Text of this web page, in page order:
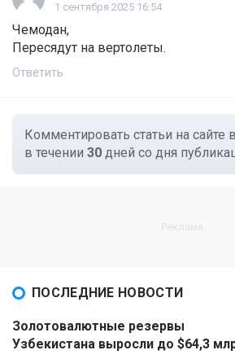
1 сентября 2025 16:54
Чемодан,
Пересядут на вертолеты.
Ответить
Комментировать статьи на
в течении 30 дней со дня
ПОСЛЕДНИЕ НОВОСТИ
Золотовалютные резервы
Узбекистана выросли до $64,3